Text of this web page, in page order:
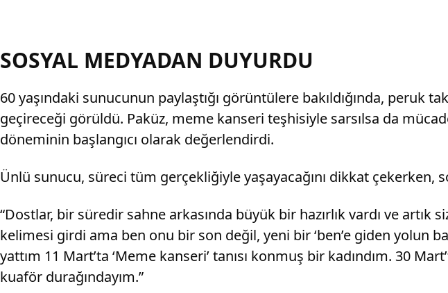
SOSYAL MEDYADAN DUYURDU
60 yaşındaki sunucunun paylaştığı görüntülere bakıldığında,
geçireceği görüldü. Paküz, meme kanseri teşhisiyle sarsılsa da
döneminin başlangıcı olarak değerlendirdi.
Ünlü sunucu, süreci tüm gerçekliğiyle yaşayacağını dikkat çekerken,
“Dostlar, bir süredir sahne arkasında büyük bir hazırlık vardı ve artık
kelimesi girdi ama ben onu bir son değil, yeni bir ‘ben’e giden yolun
yattım 11 Mart’ta ‘Meme kanseri’ tanısı konmuş bir kadındım. 30
kuaför durağındayım.”